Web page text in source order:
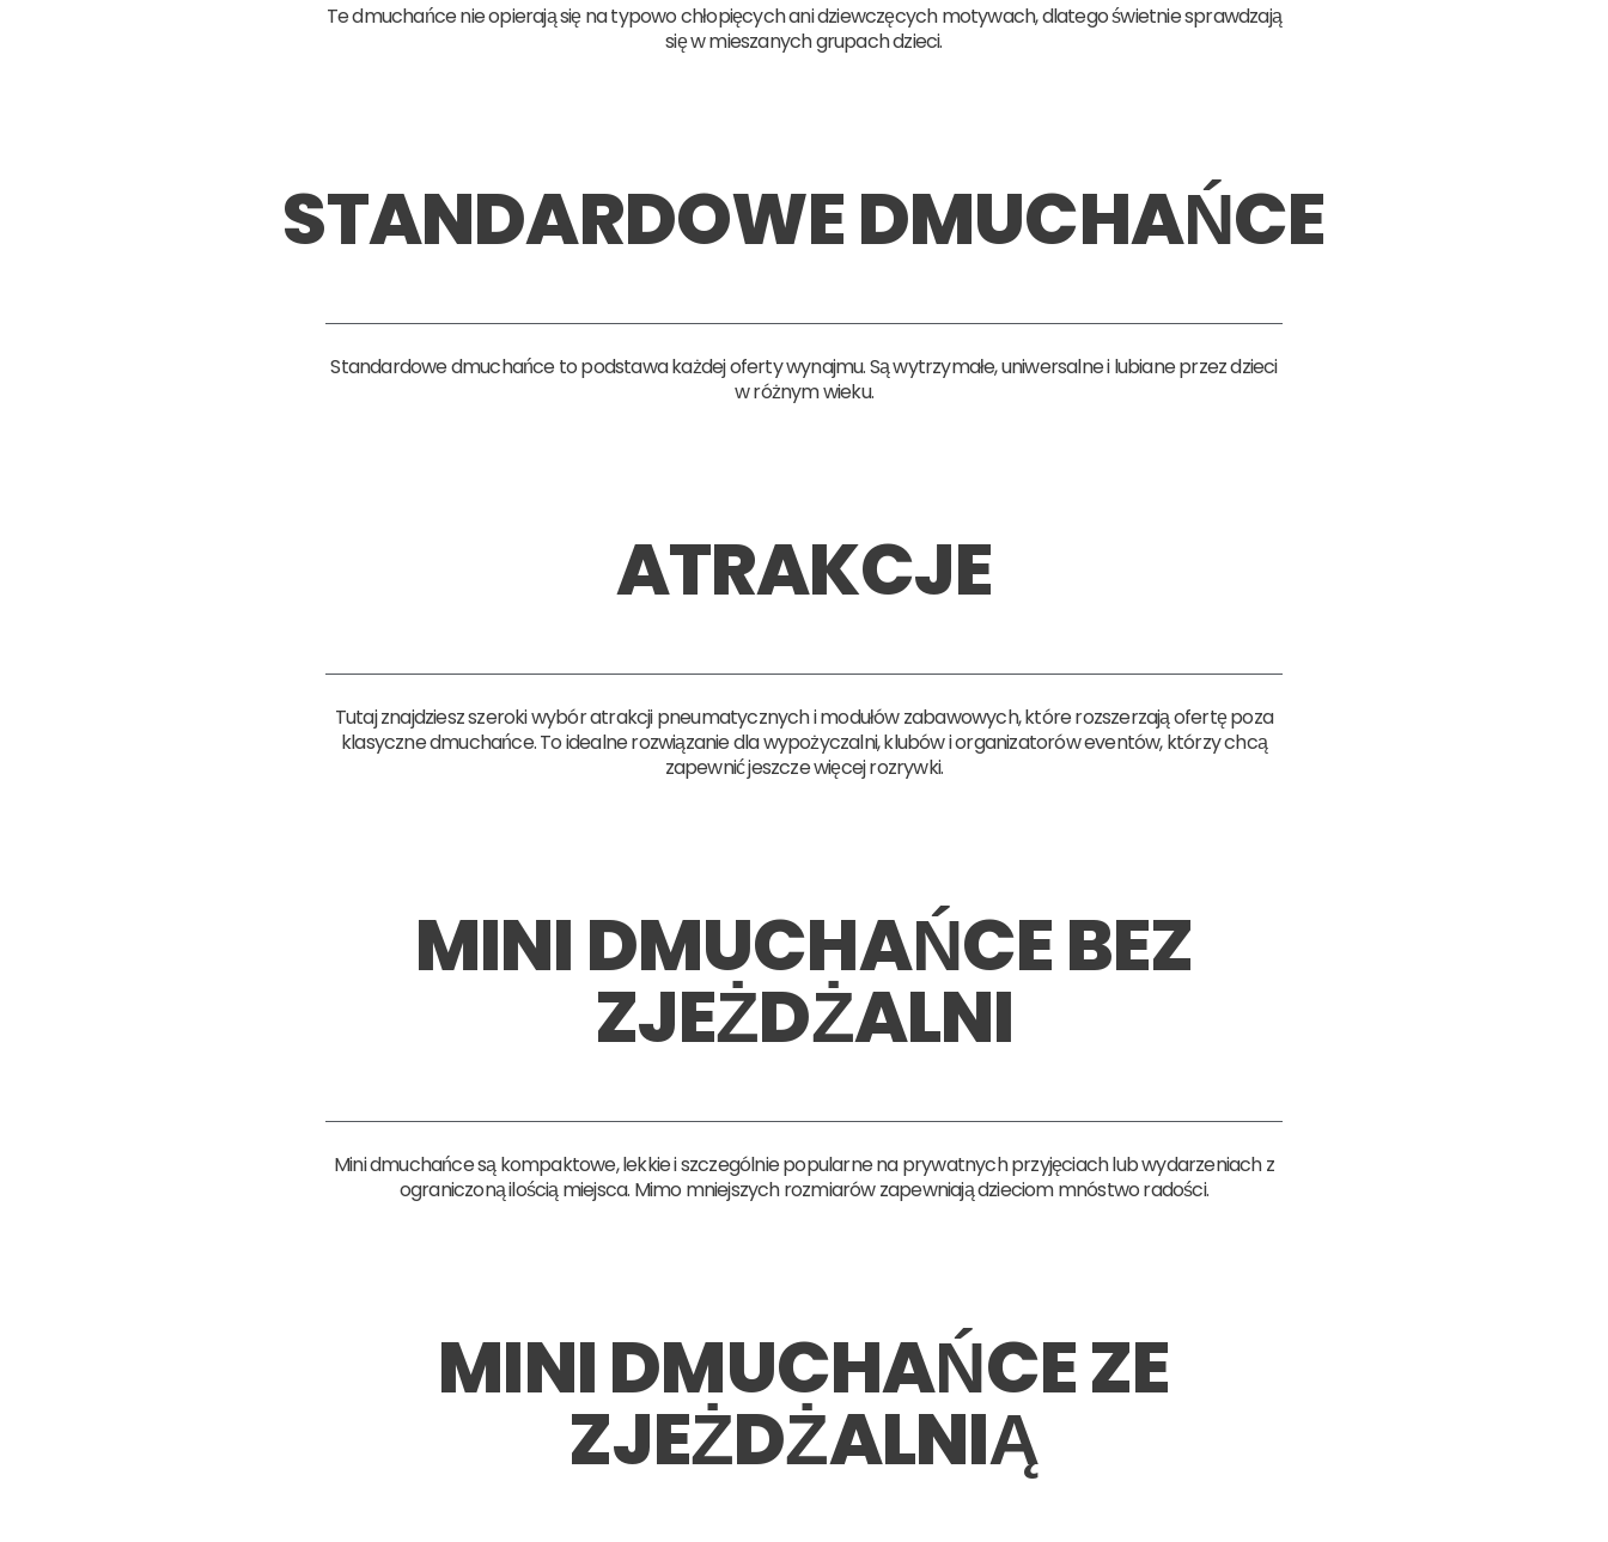
Te dmuchańce nie opierają się na typowo chłopięcych ani dziewczęcych motywach, dlatego świetnie sprawdzają
się w mieszanych grupach dzieci.
STANDARDOWE DMUCHAŃCE
Standardowe dmuchańce to podstawa każdej oferty wynajmu. Są wytrzymałe, uniwersalne i lubiane przez dzieci
w różnym wieku.
ATRAKCJE
Tutaj znajdziesz szeroki wybór atrakcji pneumatycznych i modułów zabawowych, które rozszerzają ofertę poza
klasyczne dmuchańce. To idealne rozwiązanie dla wypożyczalni, klubów i organizatorów eventów, którzy chcą
zapewnić jeszcze więcej rozrywki.
MINI DMUCHAŃCE BEZ
ZJEŻDŻALNI
Mini dmuchańce są kompaktowe, lekkie i szczególnie popularne na prywatnych przyjęciach lub wydarzeniach z
ograniczoną ilością miejsca. Mimo mniejszych rozmiarów zapewniają dzieciom mnóstwo radości.
MINI DMUCHAŃCE ZE
ZJEŻDŻALNIĄ